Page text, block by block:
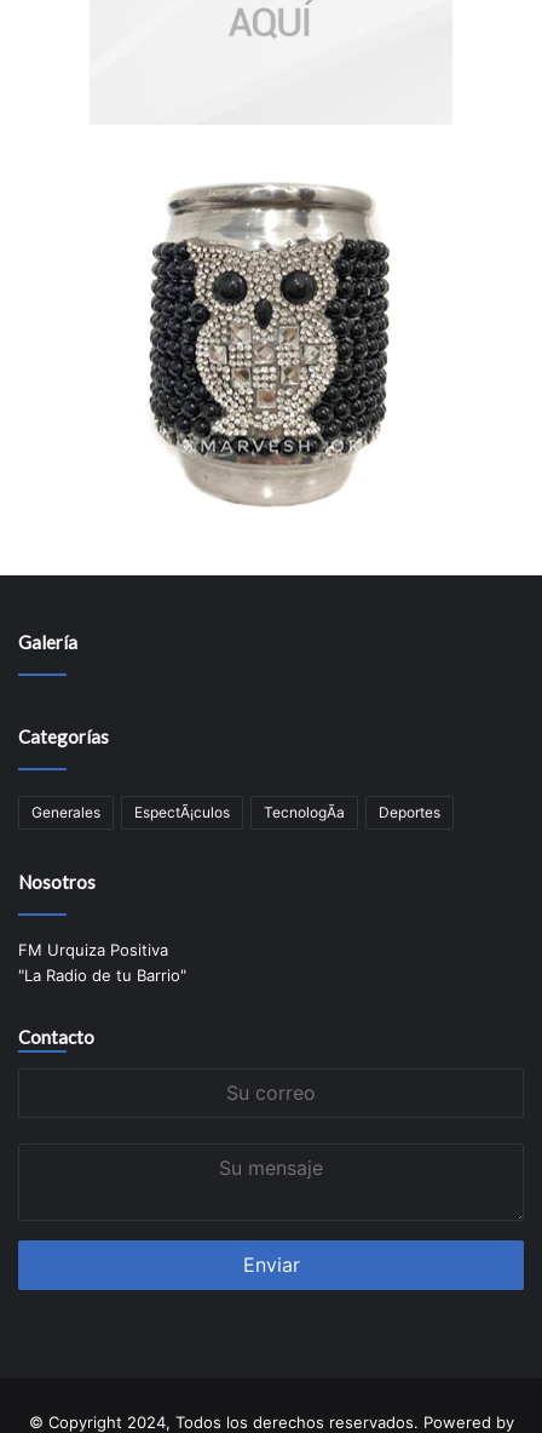
Galería
Categorías
Generales EspectÃ¡culos TecnologÃ­a Deportes
Nosotros
FM Urquiza Positiva
"La Radio de tu Barrio"
Contacto
© Copyright 2024, Todos los derechos reservados. Powered by